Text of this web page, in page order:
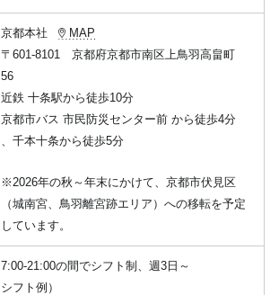
京都本社
MAP
〒601-8101 京都府京都市南区上鳥羽高畠町
56
近鉄 十条駅から徒歩10分
京都市バス 市民防災センター前 から徒歩4分
、千本十条から徒歩5分
※2026年の秋～年末にかけて、京都市伏見区
（城南宮、鳥羽離宮跡エリア）への移転を予定
しています。
7:00-21:00の間でシフト制、週3日～
シフト例）